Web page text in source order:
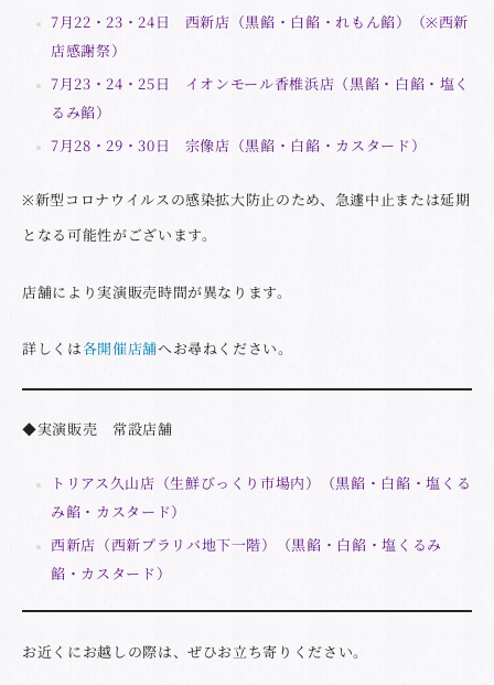
7月22・23・24日 西新店（黒餡・白餡・れもん餡）（※西新
店感謝祭）
7月23・24・25日 イオンモール香椎浜店（黒餡・白餡・塩く
るみ餡）
7月28・29・30日 宗像店（黒餡・白餡・カスタード）
※新型コロナウイルスの感染拡大防止のため、急遽中止または延期
となる可能性がございます。
店舗により実演販売時間が異なります。
詳しくは各開催店舗へお尋ねください。
◆実演販売 常設店舗
トリアス久山店（生鮮びっくり市場内）（黒餡・白餡・塩くる
み餡・カスタード）
西新店（西新プラリバ地下一階）（黒餡・白餡・塩くるみ
餡・カスタード）
お近くにお越しの際は、ぜひお立ち寄りください。